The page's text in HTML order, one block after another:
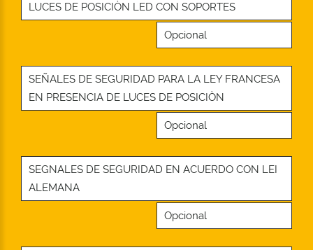
LUCES DE POSICIÒN LED CON SOPORTES
Opcional
SEÑALES DE SEGURIDAD PARA LA LEY FRANCESA
EN PRESENCIA DE LUCES DE POSICIÒN
Opcional
SEGNALES DE SEGURIDAD EN ACUERDO CON LEI
ALEMANA
Opcional